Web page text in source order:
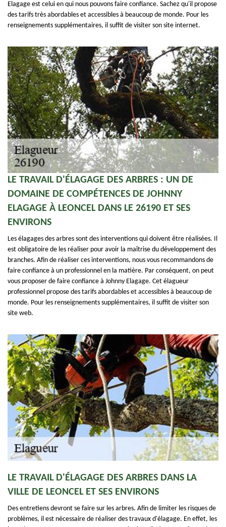
Elagage est celui en qui nous pouvons faire confiance. Sachez qu'il propose
des tarifs très abordables et accessibles à beaucoup de monde. Pour les
renseignements supplémentaires, il suffit de visiter son site internet.
LE TRAVAIL D'ÉLAGAGE DES ARBRES : UN DE
DOMAINE DE COMPÉTENCES DE JOHNNY
ELAGAGE À LEONCEL DANS LE 26190 ET SES
ENVIRONS
Les élagages des arbres sont des interventions qui doivent être réalisées. Il
est obligatoire de les réaliser pour avoir la maîtrise du développement des
branches. Afin de réaliser ces interventions, nous vous recommandons de
faire confiance à un professionnel en la matière. Par conséquent, on peut
vous proposer de faire confiance à Johnny Elagage. Cet élagueur
professionnel propose des tarifs abordables et accessibles à beaucoup de
monde. Pour les renseignements supplémentaires, il suffit de visiter son
site web.
LE TRAVAIL D'ÉLAGAGE DES ARBRES DANS LA
VILLE DE LEONCEL ET SES ENVIRONS
Des entretiens devront se faire sur les arbres. Afin de limiter les risques de
problèmes, il est nécessaire de réaliser des travaux d'élagage. En effet, les